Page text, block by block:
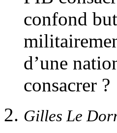
confond
d’une
consacrer ?
Gilles Le